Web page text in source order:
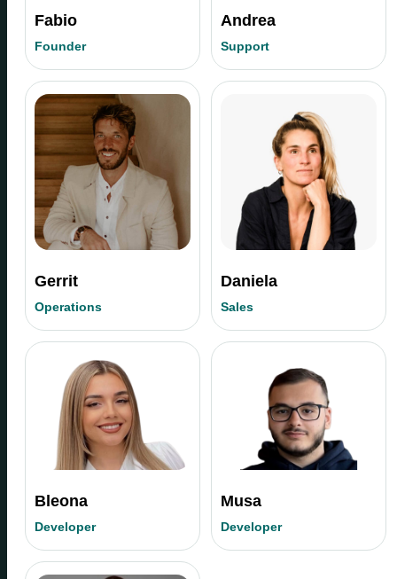
Fabio
Founder
Andrea
Support
Gerrit
Operations
Daniela
Sales
Bleona
Developer
Musa
Developer